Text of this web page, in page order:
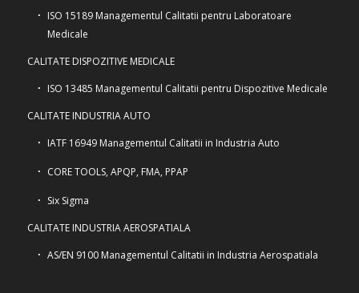
ISO 15189 Managementul Calitatii pentru Laboratoare
Medicale
CALITATE DISPOZITIVE MEDICALE
ISO 13485 Managementul Calitatii pentru Dispozitive Medicale
CALITATE INDUSTRIA AUTO
IATF 16949 Managementul Calitatii in Industria Auto
CORE TOOLS, APQP, FMA, PPAP
Six Sigma
CALITATE INDUSTRIA AEROSPATIALA
AS/EN 9100 Managementul Calitatii in Industria Aerospatiala